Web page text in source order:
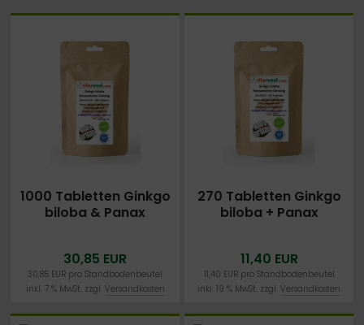
1000 Tabletten Ginkgo
biloba & Panax
30,85 EUR
30,85 EUR pro Standbodenbeutel
inkl. 7 % MwSt. zzgl. Versandkosten
270 Tabletten Ginkgo
biloba + Panax
0102328 - vegetarisch
11,40 EUR
11,40 EUR pro Standbodenbeutel
inkl. 19 % MwSt. zzgl. Versandkosten